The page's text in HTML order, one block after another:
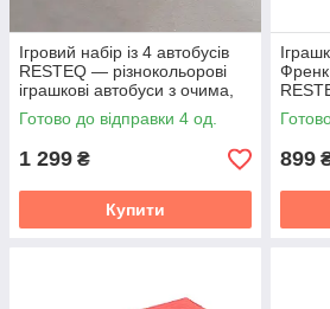
Ігровий набір із 4 автобусів
RESTEQ — різнокольорові
іграшкові автобуси з очима,
натхненні мультфільмом
Тайо, у подарунковій
Готово до відправки 4 од.
1 299 ₴
Купити
Френк
Cars
899